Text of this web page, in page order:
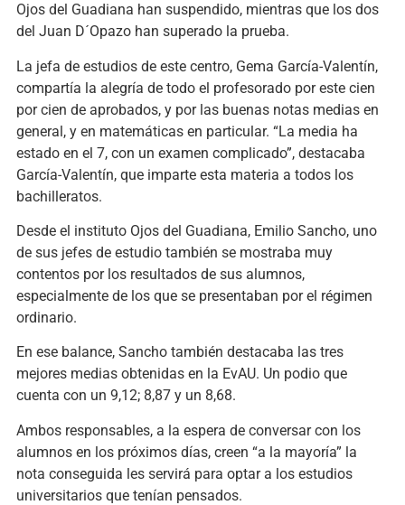
Ojos del Guadiana han suspendido, mientras que los dos
del Juan D´Opazo han superado la prueba.
La jefa de estudios de este centro, Gema García-Valentín,
compartía la alegría de todo el profesorado por este cien
por cien de aprobados, y por las buenas notas medias en
general, y en matemáticas en particular. “La media ha
estado en el 7, con un examen complicado”, destacaba
García-Valentín, que imparte esta materia a todos los
bachilleratos.
Desde el instituto Ojos del Guadiana, Emilio Sancho, uno
de sus jefes de estudio también se mostraba muy
contentos por los resultados de sus alumnos,
especialmente de los que se presentaban por el régimen
ordinario.
En ese balance, Sancho también destacaba las tres
mejores medias obtenidas en la EvAU. Un podio que
cuenta con un 9,12; 8,87 y un 8,68.
Ambos responsables, a la espera de conversar con los
alumnos en los próximos días, creen “a la mayoría” la
nota conseguida les servirá para optar a los estudios
universitarios que tenían pensados.